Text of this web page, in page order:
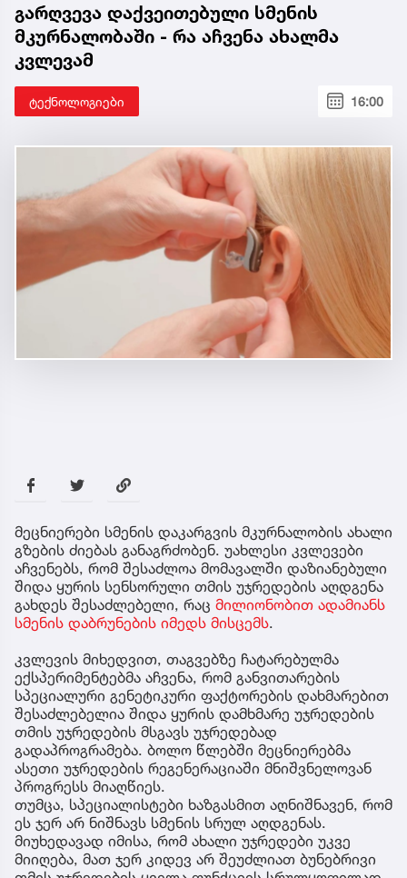
გარღვევა დაქვეითებული სმენის
მკურნალობაში - რა აჩვენა ახალმა
კვლევამ
ტექნოლოგიები 16:00
მეცნიერები სმენის დაკარგვის მკურნალობის ახალი
გზების ძიებას განაგრძობენ. უახლესი კვლევები
აჩვენებს, რომ შესაძლოა მომავალში დაზიანებული
შიდა ყურის სენსორული თმის უჯრედების აღდგენა
გახდეს შესაძლებელი, რაც მილიონობით ადამიანს
სმენის დაბრუნების იმედს მისცემს.
კვლევის მიხედვით, თაგვებზე ჩატარებულმა
ექსპერიმენტებმა აჩვენა, რომ განვითარების
სპეციალური გენეტიკური ფაქტორების დახმარებით
შესაძლებელია შიდა ყურის დამხმარე უჯრედების
თმის უჯრედების მსგავს უჯრედებად
გადაპროგრამება. ბოლო წლებში მეცნიერებმა
ასეთი უჯრედების რეგენერაციაში მნიშვნელოვან
პროგრესს მიაღწიეს.
თუმცა, სპეციალისტები ხაზგასმით აღნიშნავენ, რომ
ეს ჯერ არ ნიშნავს სმენის სრულ აღდგენას.
მიუხედავად იმისა, რომ ახალი უჯრედები უკვე
მიიღება, მათ ჯერ კიდევ არ შეუძლიათ ბუნებრივი